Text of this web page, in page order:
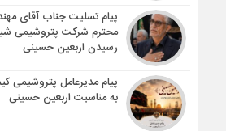
پیام تسلیت جناب آقای
محترم شركت پتروشیمی
رسیدن اربعین حسینی
پیام مدیرعامل پتروشیمی
به مناسبت اربعین حسینی